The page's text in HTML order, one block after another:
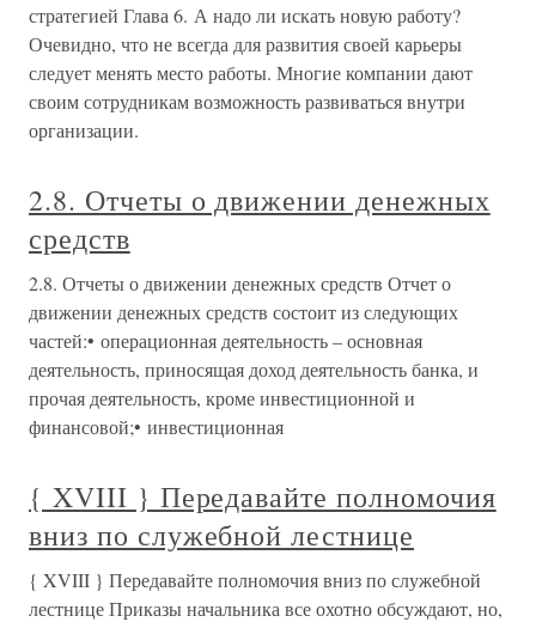
стратегией Глава 6. А надо ли искать новую работу?
Очевидно, что не всегда для развития своей карьеры
следует менять место работы. Многие компании дают
своим сотрудникам возможность развиваться внутри
организации.
2.8. Отчеты о движении денежных
средств
2.8. Отчеты о движении денежных средств Отчет о
движении денежных средств состоит из следующих
частей:• операционная деятельность – основная
деятельность, приносящая доход деятельность банка, и
прочая деятельность, кроме инвестиционной и
финансовой;• инвестиционная
{ XVIII } Передавайте полномочия
вниз по служебной лестнице
{ XVIII } Передавайте полномочия вниз по служебной
лестнице Приказы начальника все охотно обсуждают, но,